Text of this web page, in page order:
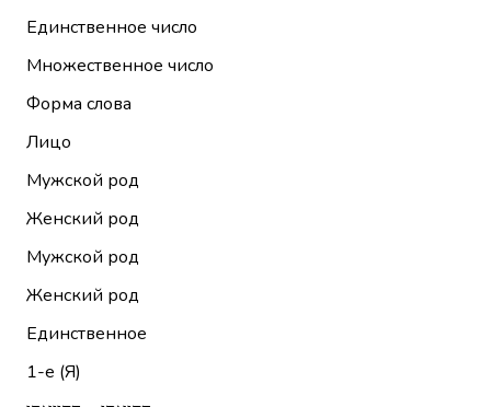
Единственное число
Множественное число
Форма слова
Лицо
Мужской род
Женский род
Мужской род
Женский род
Единственное
1-е (Я)